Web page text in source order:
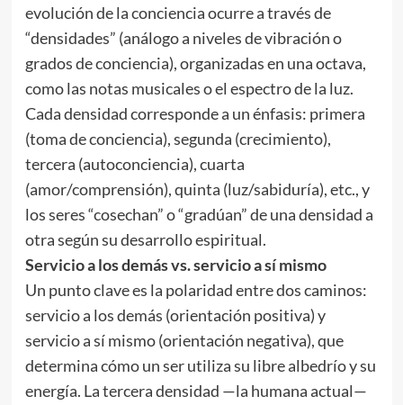
evolución de la conciencia ocurre a través de
“densidades” (análogo a niveles de vibración o
grados de conciencia), organizadas en una octava,
como las notas musicales o el espectro de la luz.
Cada densidad corresponde a un énfasis: primera
(toma de conciencia), segunda (crecimiento),
tercera (autoconciencia), cuarta
(amor/comprensión), quinta (luz/sabiduría), etc., y
los seres “cosechan” o “gradúan” de una densidad a
otra según su desarrollo espiritual.
Servicio a los demás vs. servicio a sí mismo
Un punto clave es la polaridad entre dos caminos:
servicio a los demás (orientación positiva) y
servicio a sí mismo (orientación negativa), que
determina cómo un ser utiliza su libre albedrío y su
energía. La tercera densidad —la humana actual—